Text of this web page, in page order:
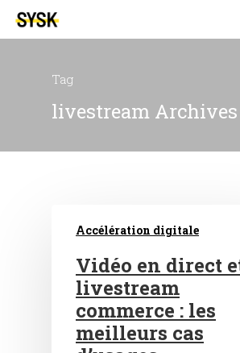
Tag
livestream Archives
Accélération digitale
Vidéo en direct
livestream
commerce : les
meilleurs cas